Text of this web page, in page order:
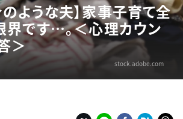
のような夫】家事子育て全
界です…。＜心理カウン
＞
stock.adobe.com